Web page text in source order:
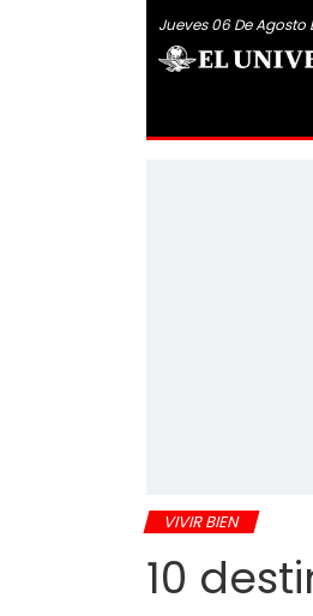
Jueves 06 De Agosto
VIVIR BIEN
10